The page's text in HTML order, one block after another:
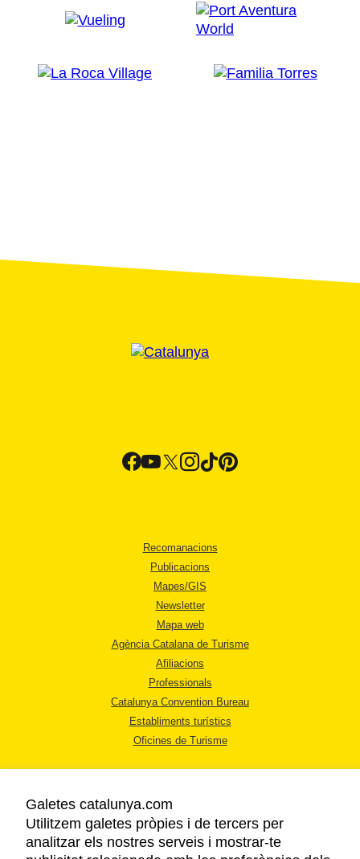
Recomanacions
Publicacions
Mapes/GIS
Newsletter
Mapa web
Agència Catalana de Turisme
Afiliacions
Professionals
Catalunya Convention Bureau
Establiments turístics
Oficines de Turisme
AVÍS LEGAL
Galetes catalunya.com
Utilitzem galetes pròpies i de tercers per
analitzar els nostres serveis i mostrar-te